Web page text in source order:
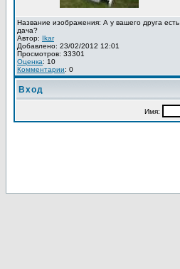
Название изображения: А у вашего друга есть
дача?
Автор: Ikar
Добавлено: 23/02/2012 12:01
Просмотров: 33301
Оценка: 10
Комментарии: 0
Вход
Имя: